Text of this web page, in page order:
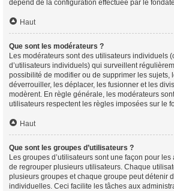
dépend de la configuration effectuée par le
Haut
Que sont les modérateurs ?
Les modérateurs sont des utilisateurs individuels
d’utilisateurs individuels) qui surveillent
possibilité de modifier ou de supprimer les sujets,
déverrouiller, les déplacer, les fusionner et les
modèrent. En règle générale, les modérateurs
utilisateurs respectent les règles imposées sur le
Haut
Que sont les groupes d’utilisateurs ?
Les groupes d’utilisateurs sont une façon pour
de regrouper plusieurs utilisateurs. Chaque
plusieurs groupes et chaque groupe peut détenir
individuelles. Ceci facilite les tâches aux